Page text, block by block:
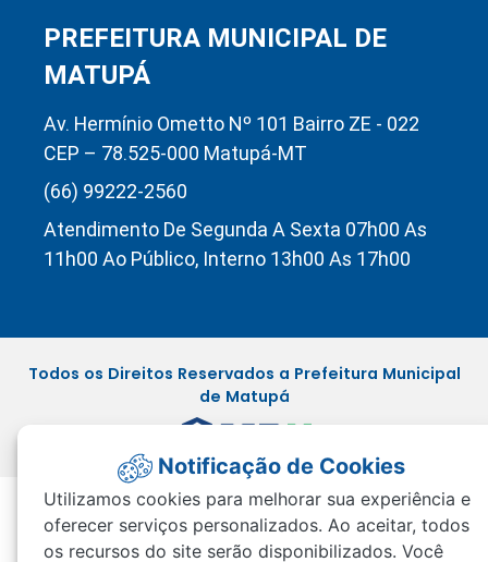
PREFEITURA MUNICIPAL DE
MATUPÁ
Av. Hermínio Ometto Nº 101 Bairro ZE - 022
CEP – 78.525-000 Matupá-MT
(66) 99222-2560
Atendimento De Segunda A Sexta 07h00 As
11h00 Ao Público, Interno 13h00 As 17h00
Todos os Direitos Reservados a Prefeitura Municipal
de Matupá
Notificação de Cookies
Utilizamos cookies para melhorar sua experiência e
oferecer serviços personalizados. Ao aceitar, todos
os recursos do site serão disponibilizados. Você